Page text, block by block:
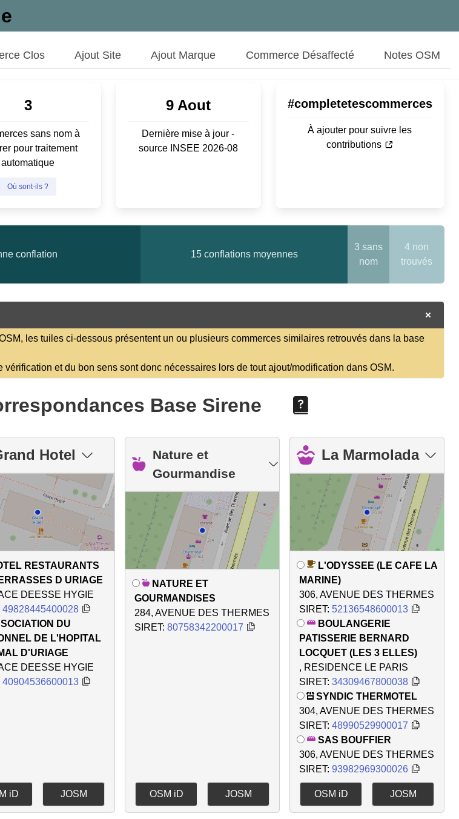
Clos Ajout Site Ajout Marque Commerce Désaffecté Notes OSM
3
sans nom à
pour traitement
automatique
Où sont-ils ?
9 Aout
Dernière mise à jour -
source INSEE 2026-08
#completetescommerces
À ajouter pour suivre les
contributions
conflation 15 conflations moyennes
3 sans
nom
4 non
trouvés
les tuiles ci-dessous présentent un ou plusieurs commerces similaires retrouvés dans la base
vérification et du bon sens sont donc nécessaires lors de tout ajout/modification dans OSM.
Base Sirene
Hotel
RESTAURANTS
D URIAGE
DEESSE HYGIE
49828445400028
DU
DE L'HOPITAL
D'URIAGE
DEESSE HYGIE
40904536600013
iD JOSM
Nature et
Gourmandise
NATURE ET
GOURMANDISES
284, AVENUE DES THERMES
SIRET: 80758342200017
OSM iD JOSM
La Marmolada
L'ODYSSEE (LE CAFE LA
MARINE)
306, AVENUE DES THERMES
SIRET: 52136548600013
BOULANGERIE
PATISSERIE BERNARD
LOCQUET (LES 3 ELLES)
, RESIDENCE LE PARIS
SIRET: 34309467800038
SYNDIC THERMOTEL
304, AVENUE DES THERMES
SIRET: 48990529900017
SAS BOUFFIER
306, AVENUE DES THERMES
SIRET: 93982969300026
OSM iD JOSM